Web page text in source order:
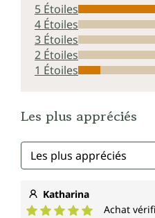
5 Étoiles
4 Étoiles
3 Étoiles
2 Étoiles
1 Étoiles
Les plus appréciés
Katharina
Achat